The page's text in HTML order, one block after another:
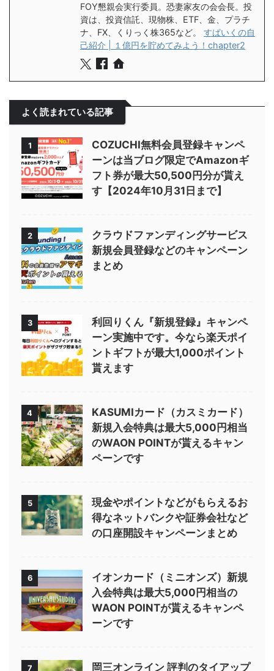
FOY懇親会実行委員。恐妻家友の会会長。投
資は、投資信託、現物株、ETF、金、プラチ
ナ、FX、くりっく株365など。 すぱいくの自
己紹介 | １億円を貯めてみよう！chapter2
よく読まれている記事
1
COZUCHI無料会員登録キャンペ
ーンは当ブログ限定でAmazonギ
フト券が最大50,500円分が貰え
す【2024年10月31日まで】
2
クラウドファンディングサービス
新規会員登録などのキャンペーン
まとめ
3
利回りくん『新規登録』キャンペ
ーン実施中です。今なら楽天ポイ
ントギフトが最大1,000ポイント
貰えます
4
KASUMIカード（カスミカード）
新規入会特典は最大5,000円相当
のWAON POINTが貰えるキャン
ペーンです
5
現金やポイントなどがもらえるお
得なネットバンクや証券会社など
の口座開設キャンペーンまとめ
6
イオンカード（ミニオンズ）新規
入会特典は最大5,000円相当の
WAON POINTが貰えるキャンペ
ーンです
7 岡三オンライン 評判のタイアップ